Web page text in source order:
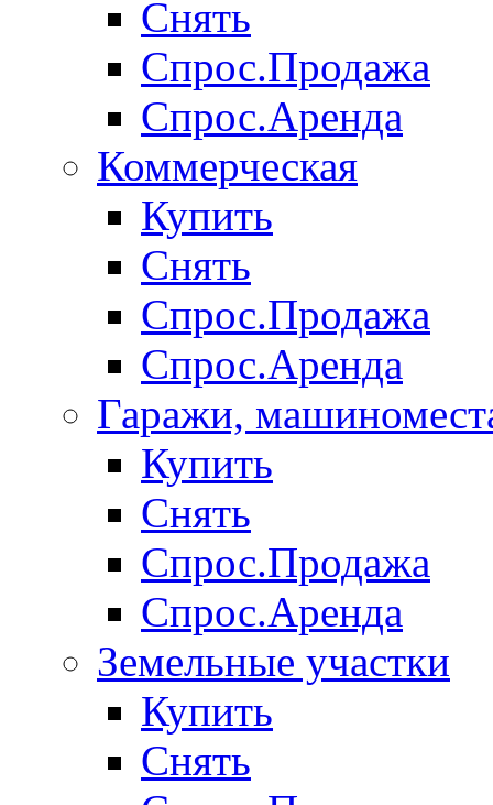
Снять
Спрос.Продажа
Спрос.Аренда
Коммерческая
Купить
Снять
Спрос.Продажа
Спрос.Аренда
Гаражи,
Купить
Снять
Спрос.Продажа
Спрос.Аренда
Земельные участки
Купить
Снять